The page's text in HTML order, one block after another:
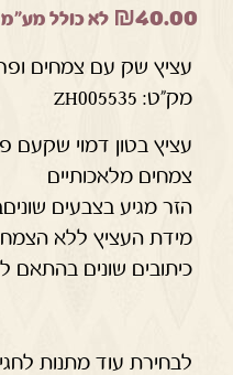
₪40.00 לא כולל מע"מ
עציץ שק עם צמחים
מק”ט: ZH005535
עציץ בטון דמוי שקעם
צמחים מלאכותיים
הזר מגיע בצבעים
מידת העציץ ללא הצמח כ-22×16
כיתובים שונים בהתאם
לבחירת עוד מתנות